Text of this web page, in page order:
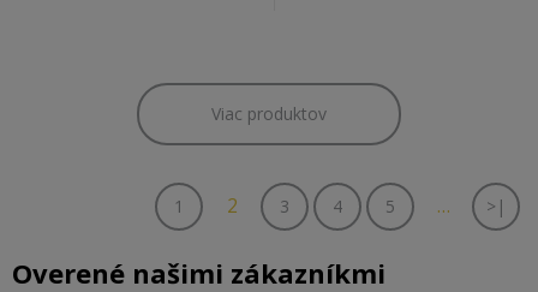
Viac produktov
1 2 3 4 5 … >|
Overené našimi zákazníkmi